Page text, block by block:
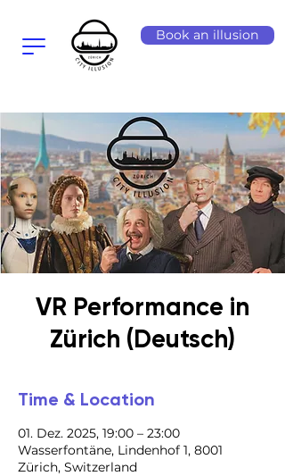
Book an illusion
VR Performance in
Zürich (Deutsch)
Time & Location
01. Dez. 2025, 19:00 – 23:00
Wasserfontäne, Lindenhof 1, 8001
Zürich, Switzerland